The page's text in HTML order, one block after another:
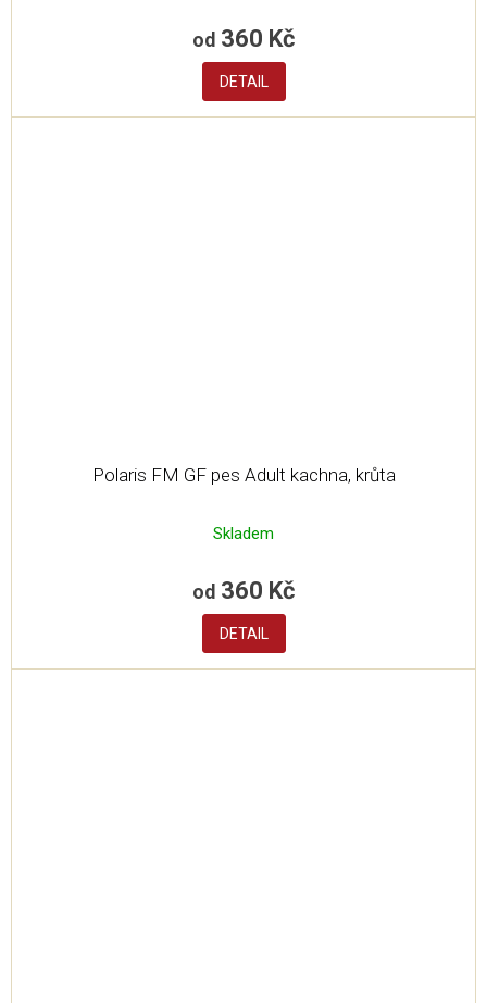
od 360 Kč
DETAIL
Polaris FM GF pes Adult kachna, krůta
Skladem
od 360 Kč
DETAIL